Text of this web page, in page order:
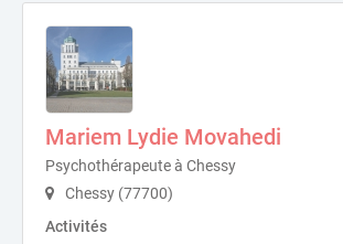
Mariem Lydie Movahedi
Psychothérapeute à Chessy
Chessy (77700)
Activités